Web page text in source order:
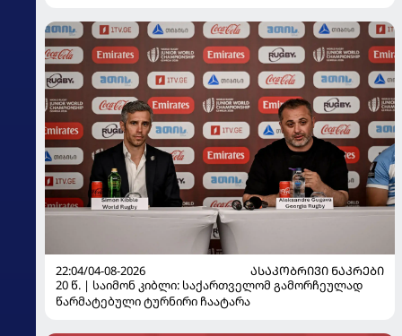
22:04/04-08-2026
ᲐᲡᲐᲙᲝᲑᲠᲘᲕᲘ ᲜᲐᲙᲠᲔᲑᲘ
20 წ. | საიმონ კიბლი: საქართველომ გამორჩეულად
წარმატებული ტურნირი ჩაატარა